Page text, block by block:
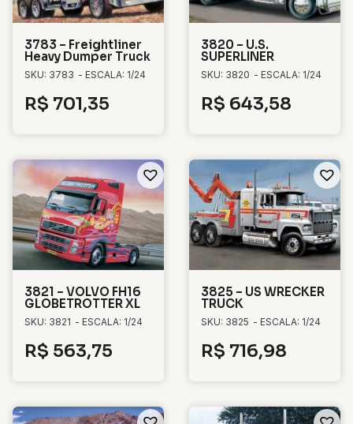
3783 – Freightliner
Heavy Dumper Truck
SKU: 3783 - ESCALA: 1/24
R$ 701,35
3820 – U.S.
SUPERLINER
SKU: 3820 - ESCALA: 1/24
R$ 643,58
3821 – VOLVO FH16
GLOBETROTTER XL
SKU: 3821 - ESCALA: 1/24
R$ 563,75
3825 – US WRECKER
TRUCK
SKU: 3825 - ESCALA: 1/24
R$ 716,98